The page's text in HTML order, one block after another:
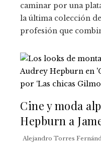
caminar por una
la última colección
profesión que
Cine y moda
Hepburn a
Alejandro Torres